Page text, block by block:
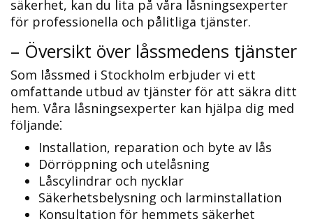
säkerhet, kan du lita på våra låsningsexperter
för professionella och pålitliga tjänster.​
– Översikt över låssmedens tjänster
Som låssmed i Stockholm erbjuder vi ett
omfattande utbud av tjänster för att säkra ditt
hem.​ Våra låsningsexperter kan hjälpa dig med
följande⁚
Installation, reparation och byte av lås
Dörröppning och utelåsning
Låscylindrar och nycklar
Säkerhetsbelysning och larminstallation
Konsultation för hemmets säkerhet